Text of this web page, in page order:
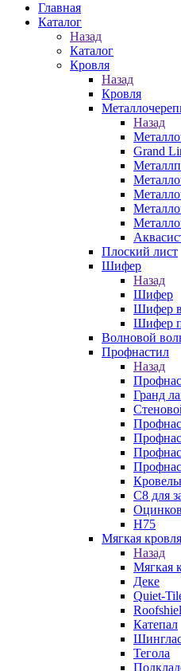
Главная
Каталог
Назад
Каталог
Кровля
Назад
Кровля
Назад
Grand
Плоский лист
Шифер
Назад
Шифер
Шифер
Шифер
Волновой
Профнастил
Назад
Гранд
С8 для
Н75
Мягкая
Назад
Мягкая
Деке
Quiet-
Катепал
Тегола